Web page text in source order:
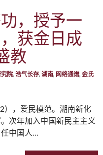
，授予一
获金日成
教
院, 浩气长存, 湖南, 网络通谱, 金氏
，爱民模范。湖南新化
次年加入中国新民主主义
中国人…